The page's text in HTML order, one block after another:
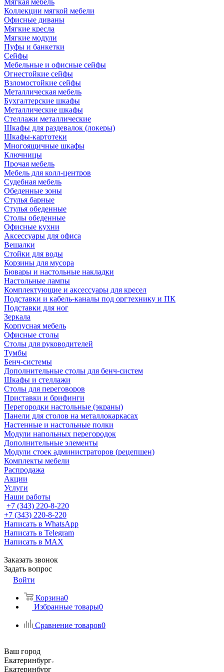
Мягкая мебель
Коллекции мягкой мебели
Офисные диваны
Мягкие кресла
Мягкие модули
Пуфы и банкетки
Сейфы
Мебельные и офисные сейфы
Огнестойкие сейфы
Взломостойкие сейфы
Металлическая мебель
Бухгалтерские шкафы
Металлические шкафы
Стеллажи металлические
Шкафы для раздевалок (локеры)
Шкафы-картотеки
Многоящичные шкафы
Ключницы
Прочая мебель
Мебель для колл-центров
Судебная мебель
Обеденные зоны
Стулья барные
Стулья обеденные
Столы обеденные
Офисные кухни
Аксессуары для офиса
Вешалки
Стойки для воды
Корзины для мусора
Бювары и настольные накладки
Настольные лампы
Комплектующие и аксессуары для кресел
Подставки и кабель-каналы под оргтехнику и ПК
Подставки для ног
Зеркала
Корпусная мебель
Офисные столы
Столы для руководителей
Тумбы
Бенч-системы
Дополнительные столы для бенч-систем
Шкафы и стеллажи
Столы для переговоров
Приставки и брифинги
Перегородки настольные (экраны)
Панели для столов на металлокаркасах
Настенные и настольные полки
Модули напольных перегородок
Дополнительные элементы
Модули стоек администраторов (рецепшен)
Комплекты мебели
Распродажа
Акции
Услуги
Наши работы
+7 (343) 220-8-220
+7 (343) 220-8-220
Написать в WhatsApp
Написать в Telegram
Написать в MAX
Заказать звонок
Задать вопрос
Войти
Корзина0
Избранные товары0
Сравнение товаров0
Ваш город
Екатеринбург
Екатеринбург